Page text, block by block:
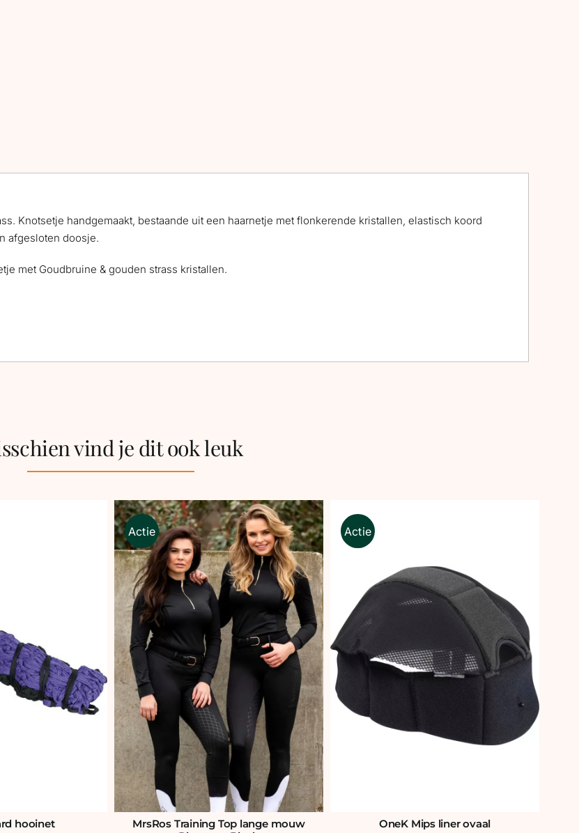
Knotsetje handgemaakt, bestaande uit een haarnetje met flonkerende kristallen, elastisch koord
afgesloten doosje.
met Goudbruine & gouden strass kristallen.
vind je dit ook leuk
hooinet
Actie
MrsRos Training Top lange mouw
Actie
OneK Mips liner ovaal